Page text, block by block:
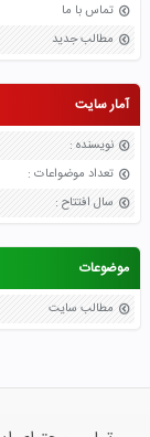
تماس با ما
مطالب جدید
آمار سایت
نویسنده :
تعداد موضواعات :
سال افتتاح :
موضوعات
مطالب سایت